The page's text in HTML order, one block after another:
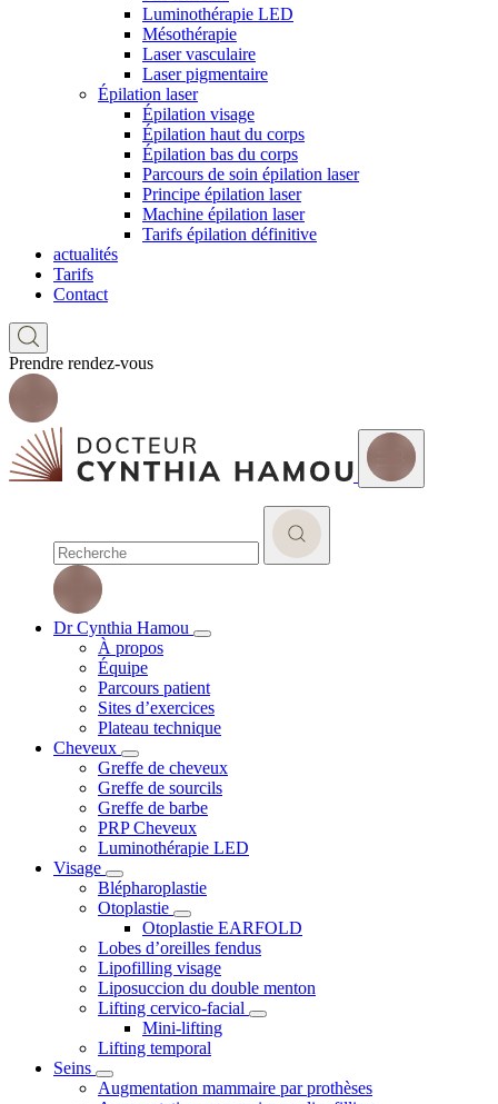
Luminothérapie LED
Mésothérapie
Laser vasculaire
Laser pigmentaire
Épilation laser
Épilation visage
Épilation haut du corps
Épilation bas du corps
Parcours de soin épilation laser
Principe épilation laser
Machine épilation laser
Tarifs épilation définitive
actualités
Tarifs
Contact
Prendre rendez-vous
Dr Cynthia Hamou
À propos
Équipe
Parcours patient
Sites d’exercices
Plateau technique
Cheveux
Greffe de cheveux
Greffe de sourcils
Greffe de barbe
PRP Cheveux
Luminothérapie LED
Visage
Blépharoplastie
Otoplastie
Otoplastie EARFOLD
Lobes d’oreilles fendus
Lipofilling visage
Liposuccion du double menton
Lifting cervico-facial
Mini-lifting
Lifting temporal
Seins
Augmentation mammaire par prothèses